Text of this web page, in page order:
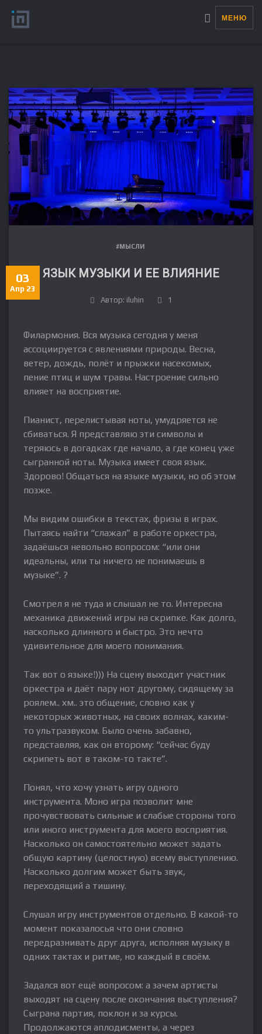
МЕНЮ
#МЫСЛИ
ЯЗЫК МУЗЫКИ И ЕЕ ВЛИЯНИЕ
03
Апр 23
Автор: iluhin
1
Филармония. Вся музыка сегодня у меня
ассоциируется с явлениями природы. Весна,
ветер, дождь, полёт и прыжки насекомых,
пение птиц и шум травы. Настроение сильно
влияет на восприятие.
Пианист, перелистывая ноты, умудряется не
сбиваться. Я представляю эти символы и
теряюсь в догадках где начало, а где конец уже
сыгранной ноты. Музыка имеет своя язык.
Здорово! Общаться на языке музыки, но об этом
позже.
Мы видим ошибки в текстах, фризы в играх.
Пытаясь найти “слажал” в работе оркестра,
задаёшься невольно вопросом: “или они
идеальны, или ты ничего не понимаешь в
музыке”. ?
Смотрел я не туда и слышал не то. Интересна
механика движений игры на скрипке. Как долго,
насколько длинного и быстро. Это нечто
удивительное для моего понимания.
Так вот о языке!))) На сцену выходит участник
оркестра и даёт пару нот другому, сидящему за
роялем.. хм.. это общение, словно как у
некоторых животных, на своих волнах, каким-
то ультразвуком. Было очень забавно,
представляя, как он второму: “сейчас буду
скрипеть вот в таком-то такте”.
Понял, что хочу узнать игру одного
инструмента. Моно игра позволит мне
прочувствовать сильные и слабые стороны того
или иного инструмента для моего восприятия.
Насколько он самостоятельно может задать
общую картину (целостную) всему выступлению.
Насколько долгим может быть звук,
переходящий а тишину.
Слушал игру инструментов отдельно. В какой-то
момент показалосья что они словно
передразнивать друг друга, исполняя музыку в
одних тактах и ритме, но каждый в своём.
Задался вот ещё вопросом: а зачем артисты
выходят на сцену после окончания выступления?
Сыграна партия, поклон и за курсы.
Продолжаются аплодисменты, а через